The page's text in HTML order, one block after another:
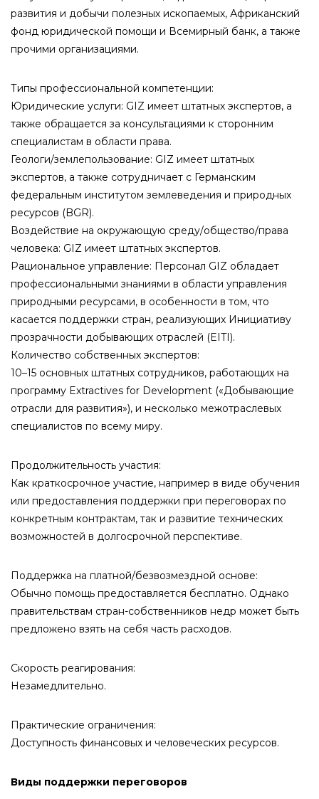
развития и добычи полезных ископаемых, Африканский
фонд юридической помощи и Всемирный банк, а также
прочими организациями.
Типы профессиональной компетенции:
Юридические услуги: GIZ имеет штатных экспертов, а
также обращается за консультациями к сторонним
специалистам в области права.
Геологи/землепользование: GIZ имеет штатных
экспертов, а также сотрудничает с Германским
федеральным институтом землеведения и природных
ресурсов (BGR).
Воздействие на окружающую среду/общество/права
человека: GIZ имеет штатных экспертов.
Рациональное управление: Персонал GIZ обладает
профессиональными знаниями в области управления
природными ресурсами, в особенности в том, что
касается поддержки стран, реализующих Инициативу
прозрачности добывающих отраслей (EITI).
Количество собственных экспертов:
10–15 основных штатных сотрудников, работающих на
программу Extractives for Development («Добывающие
отрасли для развития»), и несколько межотраслевых
специалистов по всему миру.
Продолжительность участия:
Как краткосрочное участие, например в виде обучения
или предоставления поддержки при переговорах по
конкретным контрактам, так и развитие технических
возможностей в долгосрочной перспективе.
Поддержка на платной/безвозмездной основе:
Обычно помощь предоставляется бесплатно. Однако
правительствам стран-собственников недр может быть
предложено взять на себя часть расходов.
Скорость реагирования:
Незамедлительно.
Практические ограничения:
Доступность финансовых и человеческих ресурсов.
Виды поддержки переговоров